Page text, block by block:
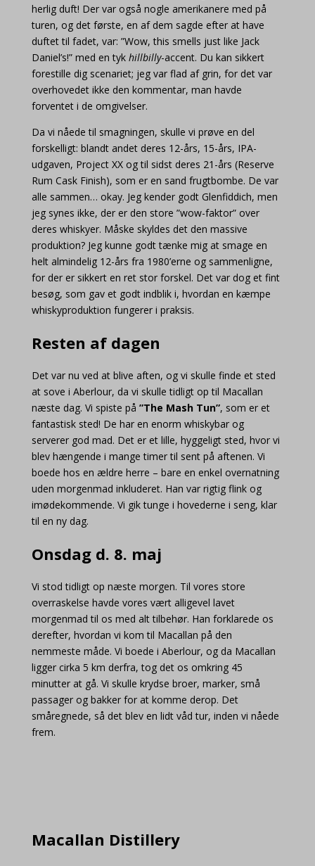
herlig duft! Der var også nogle amerikanere med på
turen, og det første, en af dem sagde efter at have
duftet til fadet, var: ”Wow, this smells just like Jack
Daniel’s!” med en tyk hillbilly-accent. Du kan sikkert
forestille dig scenariet; jeg var flad af grin, for det var
overhovedet ikke den kommentar, man havde
forventet i de omgivelser.
Da vi nåede til smagningen, skulle vi prøve en del
forskelligt: blandt andet deres 12-års, 15-års, IPA-
udgaven, Project XX og til sidst deres 21-års (Reserve
Rum Cask Finish), som er en sand frugtbombe. De var
alle sammen… okay. Jeg kender godt Glenfiddich, men
jeg synes ikke, der er den store ”wow-faktor” over
deres whiskyer. Måske skyldes det den massive
produktion? Jeg kunne godt tænke mig at smage en
helt almindelig 12-års fra 1980’erne og sammenligne,
for der er sikkert en ret stor forskel. Det var dog et fint
besøg, som gav et godt indblik i, hvordan en kæmpe
whiskyproduktion fungerer i praksis.
Resten af dagen
Det var nu ved at blive aften, og vi skulle finde et sted
at sove i Aberlour, da vi skulle tidligt op til Macallan
næste dag. Vi spiste på ”The Mash Tun”, som er et
fantastisk sted! De har en enorm whiskybar og
serverer god mad. Det er et lille, hyggeligt sted, hvor vi
blev hængende i mange timer til sent på aftenen. Vi
boede hos en ældre herre – bare en enkel overnatning
uden morgenmad inkluderet. Han var rigtig flink og
imødekommende. Vi gik tunge i hovederne i seng, klar
til en ny dag.
Onsdag d. 8. maj
Vi stod tidligt op næste morgen. Til vores store
overraskelse havde vores vært alligevel lavet
morgenmad til os med alt tilbehør. Han forklarede os
derefter, hvordan vi kom til Macallan på den
nemmeste måde. Vi boede i Aberlour, og da Macallan
ligger cirka 5 km derfra, tog det os omkring 45
minutter at gå. Vi skulle krydse broer, marker, små
passager og bakker for at komme derop. Det
småregnede, så det blev en lidt våd tur, inden vi nåede
frem.
Macallan Distillery